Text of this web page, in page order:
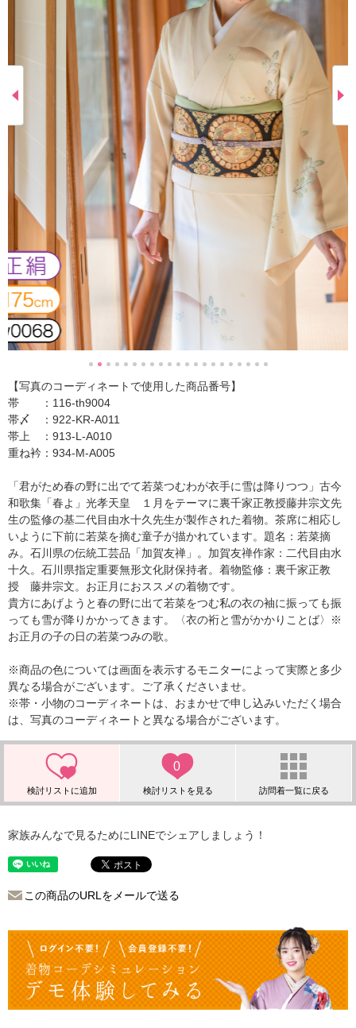
【写真のコーディネートで使用した商品番号】
帯 ：116-th9004
帯〆 ：922-KR-A011
帯上 ：913-L-A010
重ね衿：934-M-A005
「君がため春の野に出でて若菜つむわが衣手に雪は降りつつ」古今
和歌集「春よ」光孝天皇 １月をテーマに裏千家正教授藤井宗文先
生の監修の基二代目由水十久先生が製作された着物。茶席に相応し
いように下前に若菜を摘む童子が描かれています。題名：若菜摘
み。石川県の伝統工芸品「加賀友禅」。加賀友禅作家：二代目由水
十久。石川県指定重要無形文化財保持者。着物監修：裏千家正教
授 藤井宗文。お正月におススメの着物です。
貴方にあげようと春の野に出て若菜をつむ私の衣の袖に振っても振
っても雪が降りかかってきます。〈衣の裄と雪がかかりことば〉※
お正月の子の日の若菜つみの歌。
※商品の色については画面を表示するモニターによって実際と多少
異なる場合がございます。ご了承くださいませ。
※帯・小物のコーディネートは、おまかせで申し込みいただく場合
は、写真のコーディネートと異なる場合がございます。
0
家族みんなで見るためにLINEでシェアしましょう！
この商品のURLをメールで送る